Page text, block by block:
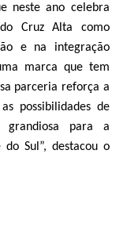
neste ano celebra
Cruz Alta como
e na integração
marca que tem
parceria reforça a
possibilidades de
grandiosa para a
Sul”, destacou o